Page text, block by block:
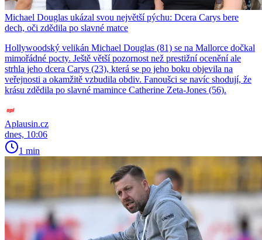
Michael Douglas ukázal svou největší pýchu: Dcera Carys bere
dech, oči zdědila po slavné matce
Hollywoodský velikán Michael Douglas (81) se na Mallorce dočkal
mimořádné pocty. Ještě větší pozornost než prestižní ocenění ale
strhla jeho dcera Carys (23), která se po jeho boku objevila na
veřejnosti a okamžitě vzbudila obdiv. Fanoušci se navíc shodují, že
krásu zdědila po slavné mamince Catherine Zeta-Jones (56).
Aplausin.cz
dnes, 10:06
1 min